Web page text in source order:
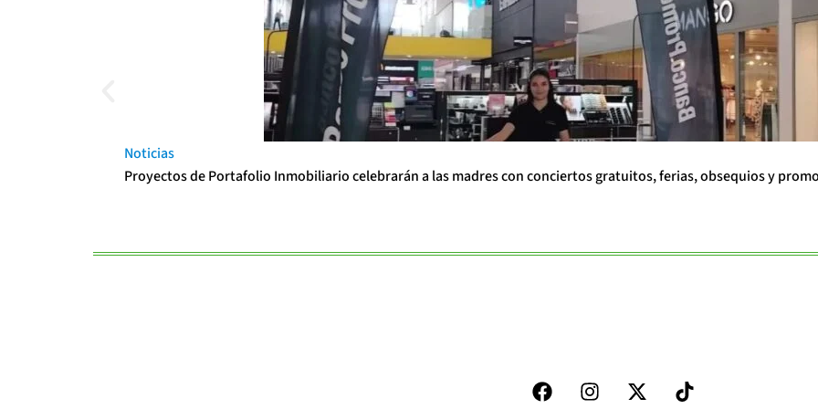
Noticias
Proyectos de Portafolio Inmobiliario celebrarán a las madres con conciertos gratuitos, ferias, obsequios y